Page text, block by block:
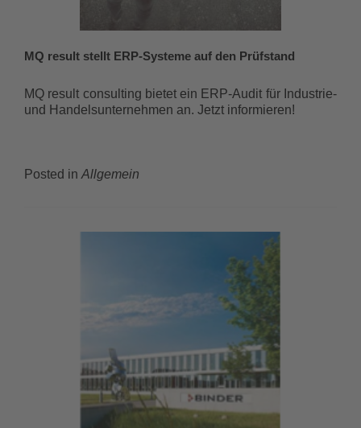
MQ result stellt ERP-Systeme auf den Prüfstand
MQ result consulting bietet ein ERP-Audit für Industrie-
und Handelsunternehmen an. Jetzt informieren!
Posted in Allgemein